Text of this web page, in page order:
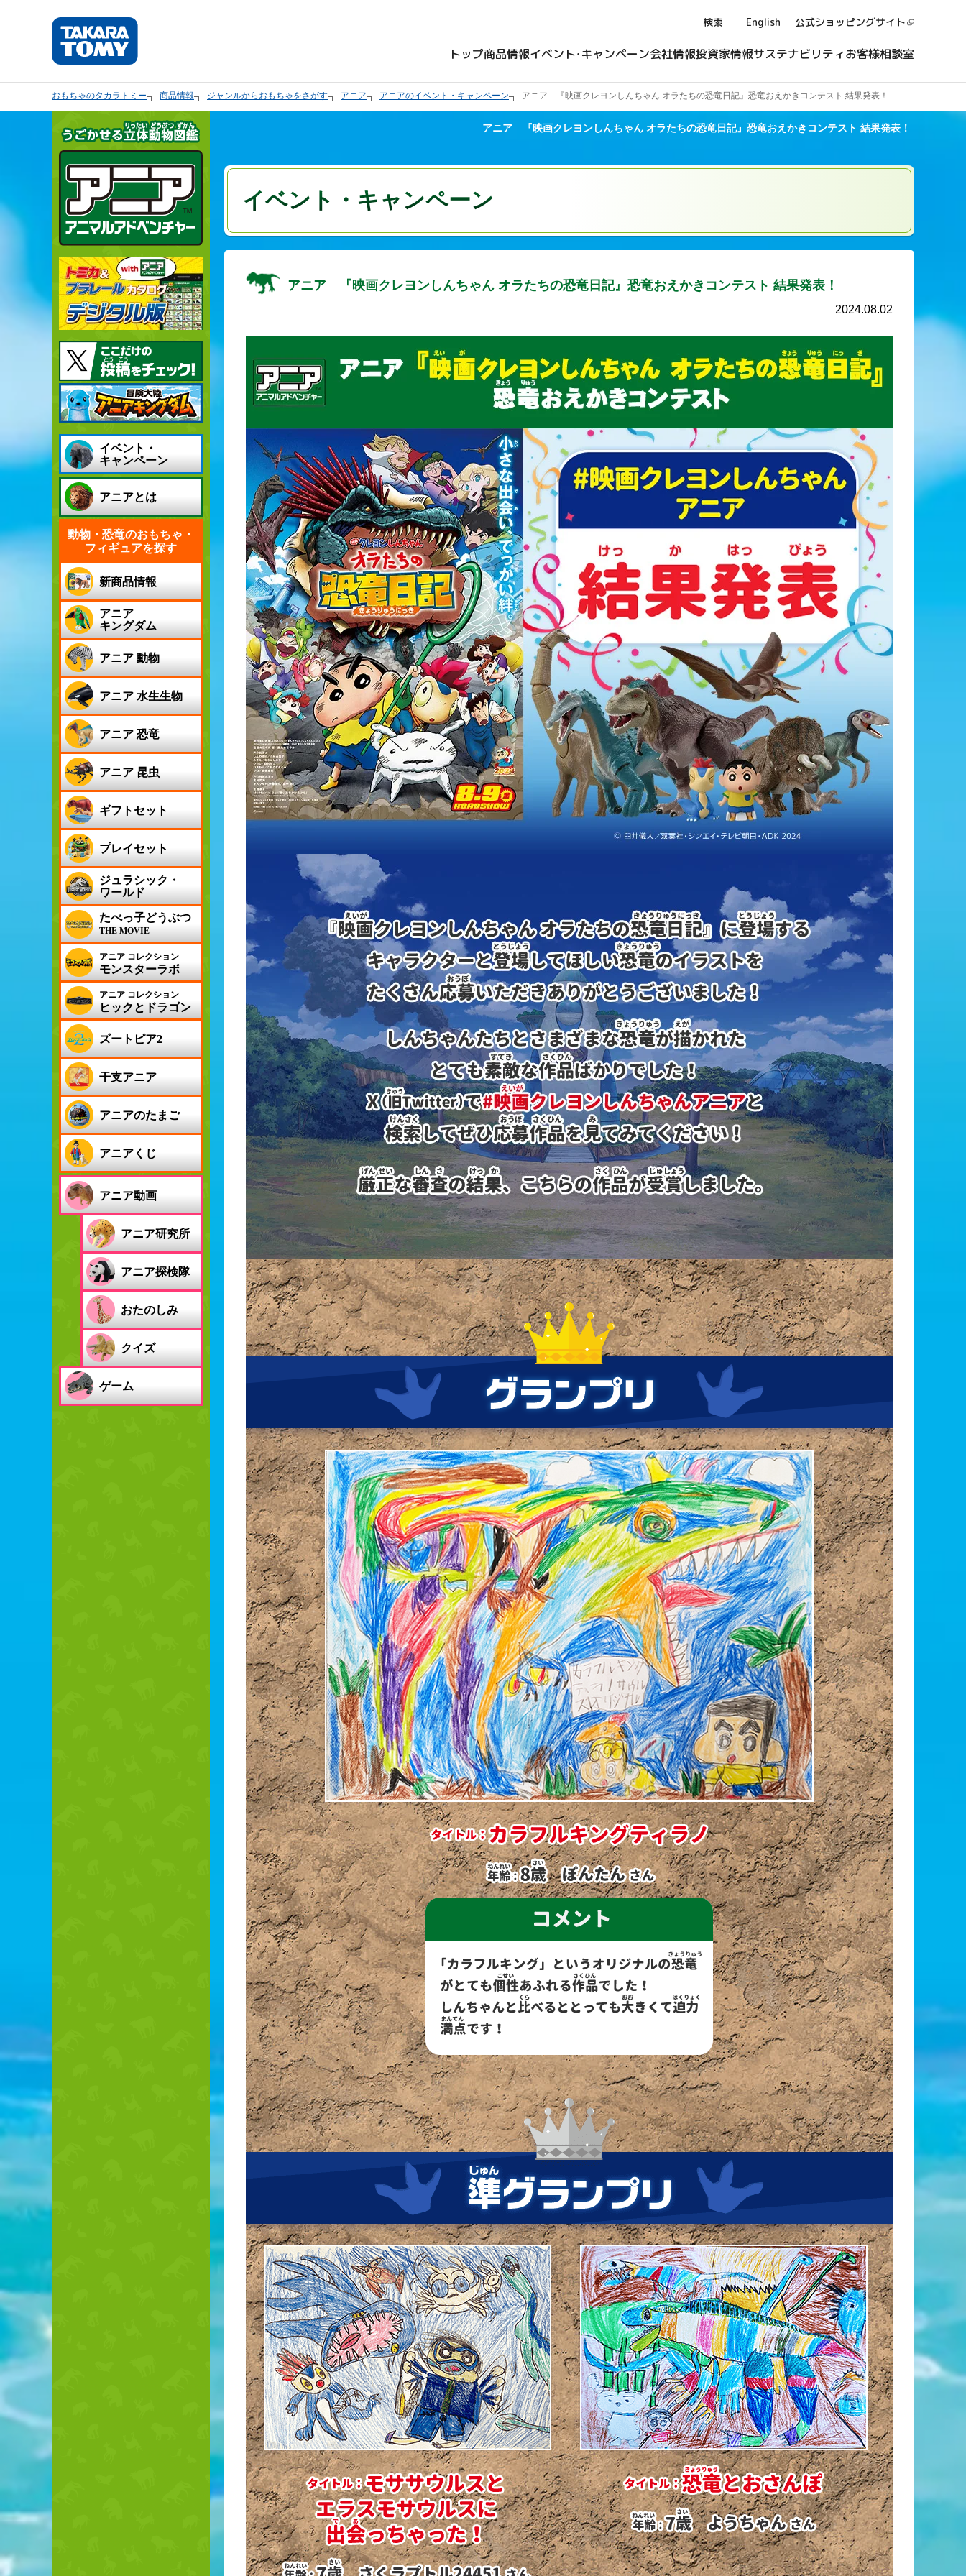
検索 English 公式ショッピングサイト
トップ商品情報イベント・キャンペーン会社情報投資家情報サステナビリティお客様相談室
おもちゃのタカラトミー 商品情報 ジャンルからおもちゃをさがす アニア アニアのイベント・キャンペーン アニア 『映画クレヨンしんちゃん オラたちの恐竜日記』恐竜おえかきコンテスト 結果発表！
アニア 『映画クレヨンしんちゃん オラたちの恐竜日記』恐竜おえかきコンテスト 結果発表！
イベント・
キャンペーン
アニアとは
動物・恐竜のおもちゃ・
フィギュアを探す
新商品情報
アニア
キングダム
アニア 動物
アニア 水生生物
アニア 恐竜
アニア 昆虫
ギフトセット
プレイセット
ジュラシック・
ワールド
たべっ子どうぶつ
THE MOVIE
アニア コレクション
モンスターラボ
アニア コレクション
ヒックとドラゴン
ズートピア2
干支アニア
アニアのたまご
アニアくじ
アニア動画
アニア研究所
アニア探検隊
おたのしみ
クイズ
ゲーム
イベント・キャンペーン
アニア 『映画クレヨンしんちゃん オラたちの恐竜日記』恐竜おえかきコンテスト 結果発表！
2024.08.02